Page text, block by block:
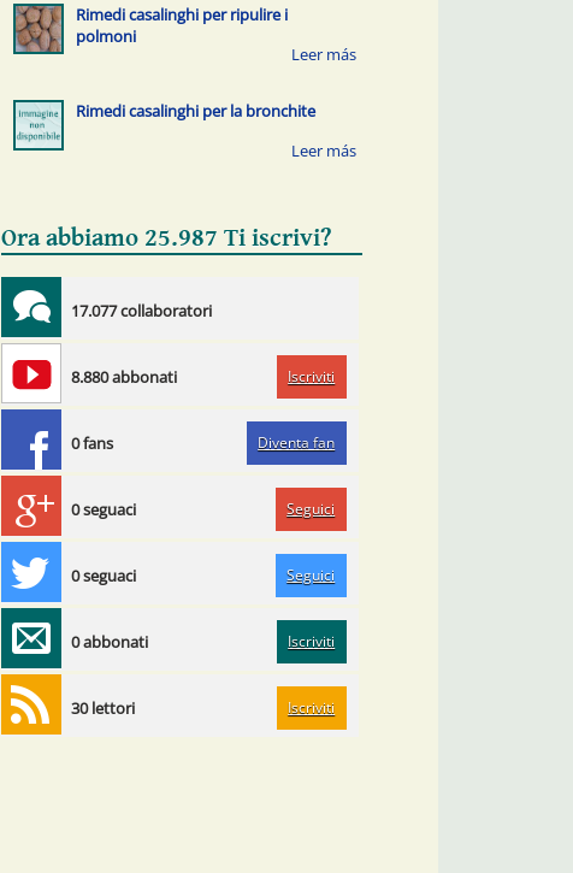
Rimedi casalinghi per ripulire i
polmoni
Rimedi casalinghi per la bronchite
Ora abbiamo 25.987 Ti iscrivi?
17.077 collaboratori
8.880 abbonati Iscriviti
0 fans Diventa fan
0 seguaci Seguici
0 seguaci Seguici
0 abbonati Iscriviti
30 lettori Iscriviti